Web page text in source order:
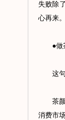
失败除
心再来。
●做茶
这句
茶颜能
消费市